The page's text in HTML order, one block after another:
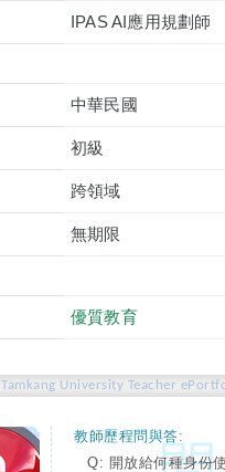
IPAS AI應用規劃師
中華民國
初級
跨領域
無期限
優質教育
Tamkang University Teacher
教師歷程問與答:
Q: 開放給何種身份